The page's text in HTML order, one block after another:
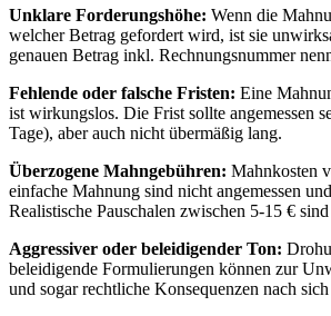
Unklare Forderungshöhe: Wenn die
welcher Betrag gefordert wird, ist sie
genauen Betrag inkl. Rechnungsnummer
Fehlende oder falsche Fristen: Eine
ist wirkungslos. Die Frist sollte angemessen
Tage), aber auch nicht übermäßig lang.
Überzogene Mahngebühren: Mahnkosten
einfache Mahnung sind nicht angemessen
Realistische Pauschalen zwischen 5-15 €
Aggressiver oder beleidigender Ton:
beleidigende Formulierungen können zur
und sogar rechtliche Konsequenzen nach